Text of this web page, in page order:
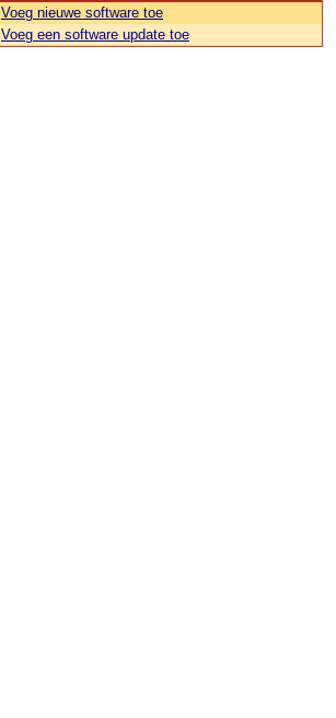
Voeg nieuwe software toe
Voeg een software update toe